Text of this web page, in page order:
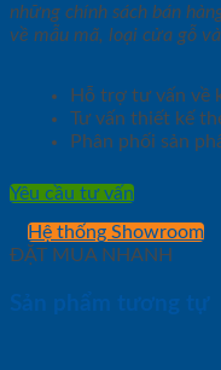
những chính sách bán
về mẫu mã, loại cửa gỗ
Hỗ trợ tư vấn về
Tư vấn thiết kế
Phân phối sản
Yêu cầu tư vấn
Hệ thống Showroom
ĐẶT MUA NHANH
Sản phẩm tương tự